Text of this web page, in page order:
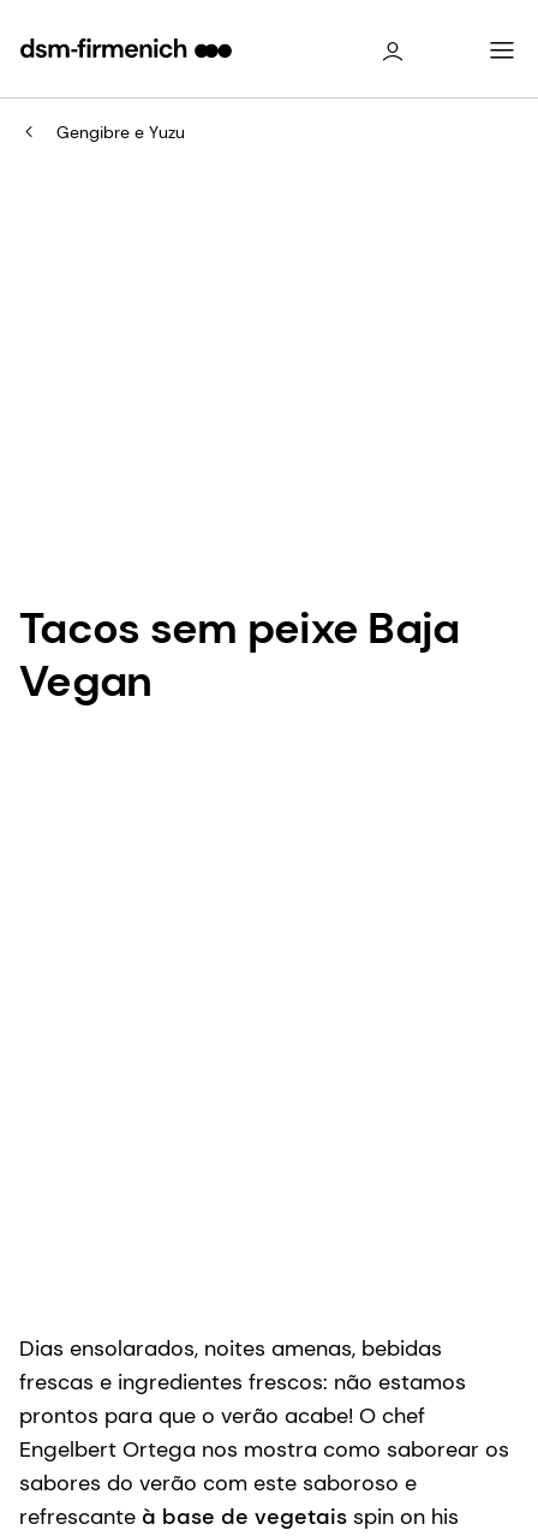
Gengibre e Yuzu
Tacos sem peixe Baja
Vegan
Dias ensolarados, noites amenas, bebidas
frescas e ingredientes frescos: não estamos
prontos para que o verão acabe! O chef
Engelbert Ortega nos mostra como saborear os
sabores do verão com este saboroso e
refrescante à base de vegetais spin on his